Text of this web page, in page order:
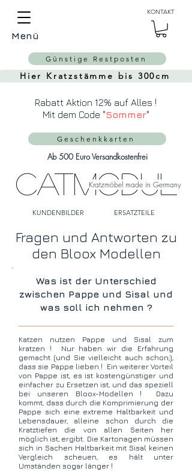
CatModul
Kratzmöbel made in Germany
Menü
KONTAKT
KUNDENBILDER ERSATZTEILE
Ab 500 Euro Versandkostenfrei
Hier Kratzstämme bis 300cm
Geschenkkarten
Günstige Restposten
Rabatt Aktion 12% auf Alles !
Mit dem Code "Sommer"
Fragen und Antworten zu
den Bloox Modellen
Was ist der Unterschied
zwischen Pappe und Sisal und
was soll ich nehmen ?
Katzen nutzen Pappe und Sisal zum
kratzen ! Nur haben wir die Erfahrung
gemacht (und Sie vielleicht auch schon;),
dass sie Pappe lieben ! Ein weiterer Vorteil
von Pappe ist, es ist kostengünstiger und
einfacher zu Ersetzen ist, und das speziell
bei unseren Bloox-Modellen ! Dazu
kommt, dass durch die Komprimierung der
Pappe sich eine extreme Haltbarkeit und
Lebensdauer, alleine schon durch die
Kratztiefen die von allen Seiten her
möglich ist, ergibt. Die Kartonagen müssen
sich in Sachen Haltbarkeit mit Sisal keinen
Vergleich scheuen, es hält unter
Umständen sogar länger !